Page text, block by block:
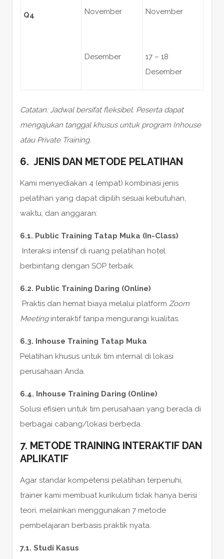
Q4 November
Desember
November
17 – 18
Desember
Catatan: Jadwal bersifat fleksibel. Peserta dapat
mengajukan tanggal khusus untuk program Inhouse
atau Private Training.
6. JENIS DAN METODE PELATIHAN
Kami menyediakan 4 (empat) kombinasi jenis
pelatihan yang dapat dipilih sesuai kebutuhan,
waktu, dan anggaran:
6.1. Public Training Tatap Muka (In-Class)
Interaksi intensif di ruang pelatihan hotel
berbintang dengan SOP terbaik.
6.2. Public Training Daring (Online)
Praktis dan hemat biaya melalui platform Zoom
Meetinginteraktif tanpa mengurangi kualitas.
6.3. Inhouse Training Tatap Muka
Pelatihan khusus untuk tim internal di lokasi
perusahaan Anda.
6.4. Inhouse Training Daring (Online)
Solusi efisien untuk tim perusahaan yang berada di
berbagai cabang/lokasi berbeda.
7. METODE TRAINING INTERAKTIF DAN
APLIKATIF
Agar standar kompetensi pelatihan terpenuhi,
trainer kami membuat kurikulum tidak hanya berisi
teori, melainkan menggunakan 7 metode
pembelajaran berbasis praktik nyata:
7.1. Studi Kasus